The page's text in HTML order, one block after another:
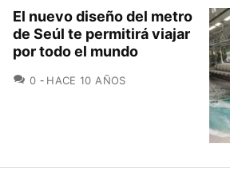
El nuevo diseño del metro
de Seúl te permitirá viajar
por todo el mundo
0 COMENTARIOS
HACE 10 AÑOS